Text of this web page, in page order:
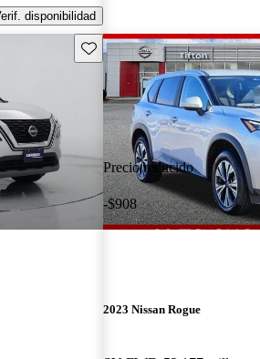
disponibilidad
Guarda este Aviso
Precio reducido
-$908
2023 Nissan Rogue